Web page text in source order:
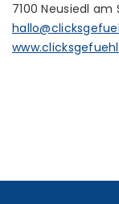
7100 Neusiedl am